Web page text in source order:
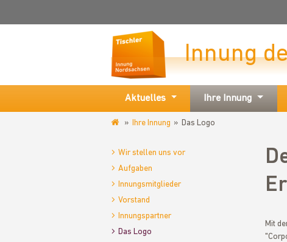
Innung
Aktuelles Ihre Innung
nordsachsen.de
Ihre Innung Das Logo
Wir stellen uns vor
Aufgaben
Innungsmitglieder
Vorstand
Innungspartner
Das Logo
Mit